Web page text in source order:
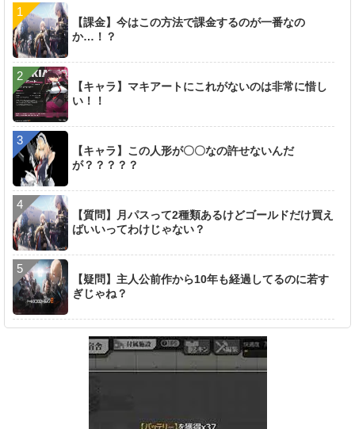
【課金】今はこの方法で課金するのが一番なの
か…！？
【キャラ】マキアートにこれがないのは非常に惜し
い！！
【キャラ】この人形が〇〇なの許せないんだ
が？？？？？
【質問】月パスって2種類あるけどゴールドだけ買え
ばいいってわけじゃない？
【疑問】主人公前作から10年も経過してるのに若す
ぎじゃね？